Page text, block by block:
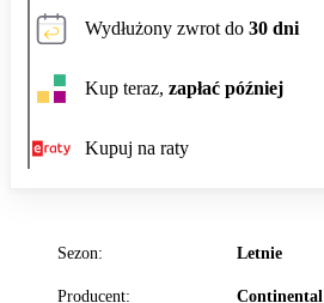
Sezon: Letnie
Producent: Continental
Wydłużony zwrot do 30 dni
Kup teraz, zapłać później
Kupuj na raty